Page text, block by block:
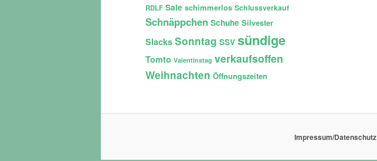
RDLF Sale schimmerlos Schlussverkauf
Schnäppchen Schuhe Silvester
Slacks Sonntag SSV sündige
Tomto Valentinstag verkaufsoffen
Weihnachten Öffnungszeiten
Impressum/Datenschutz